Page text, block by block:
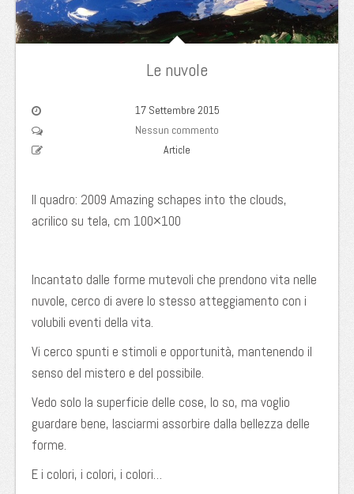
Le nuvole
17 Settembre 2015
Nessun commento
Article
Il quadro: 2009 Amazing schapes into the clouds,
acrilico su tela, cm 100×100
Incantato dalle forme mutevoli che prendono vita nelle
nuvole, cerco di avere lo stesso atteggiamento con i
volubili eventi della vita.
Vi cerco spunti e stimoli e opportunità, mantenendo il
senso del mistero e del possibile.
Vedo solo la superficie delle cose, lo so, ma voglio
guardare bene, lasciarmi assorbire dalla bellezza delle
forme.
E i colori, i colori, i colori…